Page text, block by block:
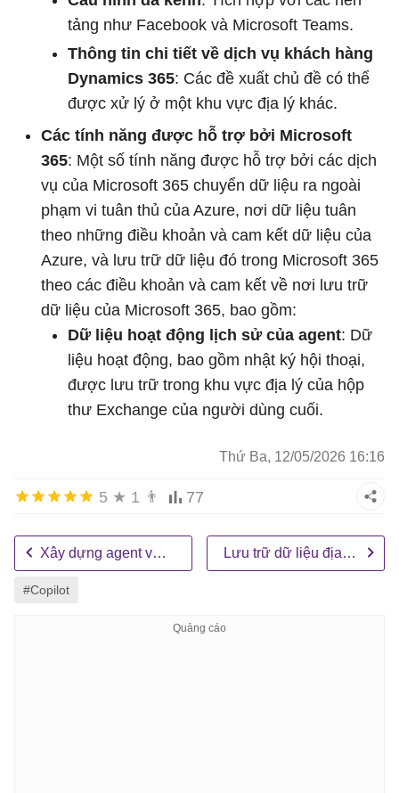
tảng như Facebook và Microsoft Teams.
Thông tin chi tiết về dịch vụ khách hàng
Dynamics 365: Các đề xuất chủ đề có thể
được xử lý ở một khu vực địa lý khác.
Các tính năng được hỗ trợ bởi Microsoft
365: Một số tính năng được hỗ trợ bởi các dịch
vụ của Microsoft 365 chuyển dữ liệu ra ngoài
phạm vi tuân thủ của Azure, nơi dữ liệu tuân
theo những điều khoản và cam kết dữ liệu của
Azure, và lưu trữ dữ liệu đó trong Microsoft 365
theo các điều khoản và cam kết về nơi lưu trữ
dữ liệu của Microsoft 365, bao gồm:
Dữ liệu hoạt động lịch sử của agent: Dữ
liệu hoạt động, bao gồm nhật ký hội thoại,
được lưu trữ trong khu vực địa lý của hộp
thư Exchange của người dùng cuối.
Thứ Ba, 12/05/2026 16:16
5 ★ 1 👨 77
Xây dựng agent với Copilot Studio và Agent 365 Lưu trữ dữ liệu địa lý trong Copilot Studio
#Copilot